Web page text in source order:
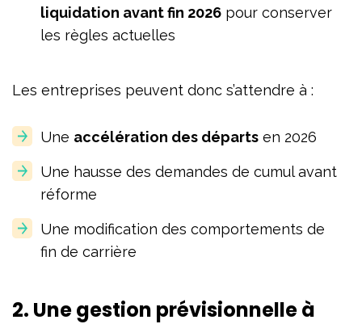
liquidation avant fin 2026 pour conserver
les règles actuelles
Les entreprises peuvent donc s’attendre à :
Une accélération des départs en 2026
Une hausse des demandes de cumul avant
réforme
Une modification des comportements de
fin de carrière
2. Une gestion prévisionnelle à